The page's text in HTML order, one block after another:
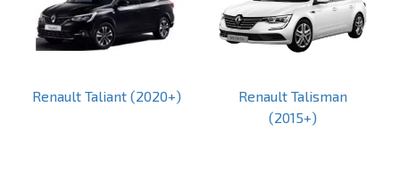
Renault Taliant (2020+)
Renault Talisman
(2015+)